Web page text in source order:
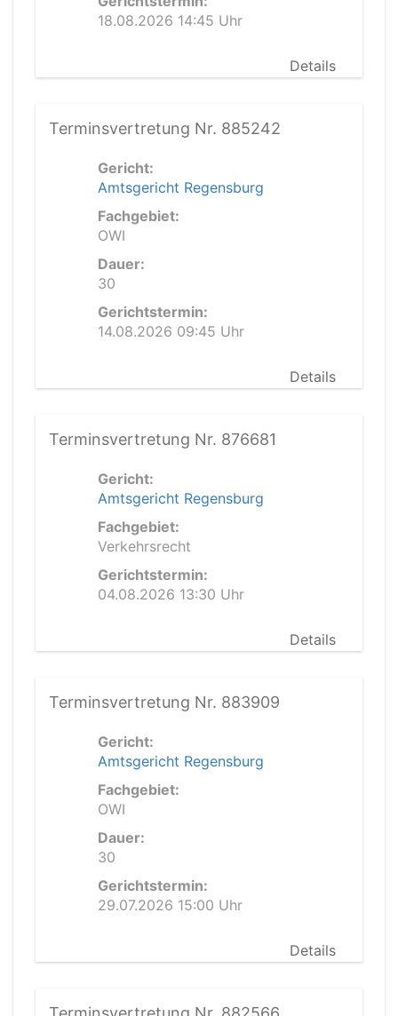
18.08.2026 14:45 Uhr
Details
Terminsvertretung Nr. 885242
Gericht:
Amtsgericht Regensburg
Fachgebiet:
OWI
Dauer:
30
Gerichtstermin:
14.08.2026 09:45 Uhr
Details
Terminsvertretung Nr. 876681
Gericht:
Amtsgericht Regensburg
Fachgebiet:
Verkehrsrecht
Gerichtstermin:
04.08.2026 13:30 Uhr
Details
Terminsvertretung Nr. 883909
Gericht:
Amtsgericht Regensburg
Fachgebiet:
OWI
Dauer:
30
Gerichtstermin:
29.07.2026 15:00 Uhr
Details